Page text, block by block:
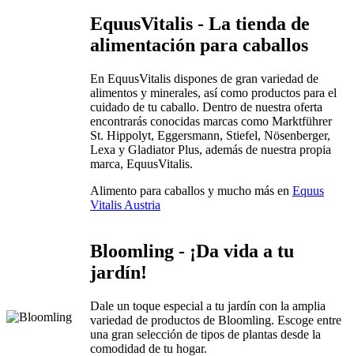
EquusVitalis - La tienda de
alimentación para caballos
En EquusVitalis dispones de gran variedad de
alimentos y minerales, así como productos para el
cuidado de tu caballo. Dentro de nuestra oferta
encontrarás conocidas marcas como Marktführer
St. Hippolyt, Eggersmann, Stiefel, Nösenberger,
Lexa y Gladiator Plus, además de nuestra propia
marca, EquusVitalis.
Alimento para caballos y mucho más en Equus
Vitalis Austria
Bloomling - ¡Da vida a tu
jardín!
Dale un toque especial a tu jardín con la amplia
variedad de productos de Bloomling. Escoge entre
una gran selección de tipos de plantas desde la
comodidad de tu hogar.